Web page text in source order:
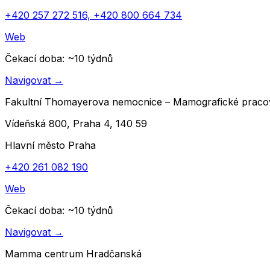
+420 257 272 516, +420 800 664 734
Web
Čekací doba: ~10 týdnů
Navigovat →
Fakultní Thomayerova nemocnice – Mamografické
Vídeňská 800, Praha 4, 140 59
Hlavní město Praha
+420 261 082 190
Web
Čekací doba: ~10 týdnů
Navigovat →
Mamma centrum Hradčanská